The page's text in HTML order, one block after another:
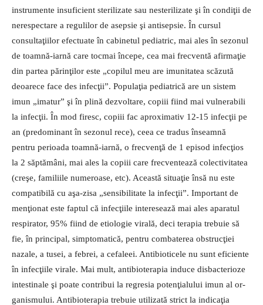
instrumente insuficient sterilizate sau nesterilizate şi în condiţii de
nerespectare a regulilor de asepsie şi antisepsie. În cursul
consultaţiilor efec­tuate în cabinetul pediatric, mai ales în sezonul
de toamnă-iarnă care tocmai începe, cea mai frecventă afirmaţie
din partea părinţilor este „copilul meu are imunitatea scăzută
deoarece face des infecţii”. Populaţia pediatrică are un sistem
imun „imatur” şi în plină dezvoltare, copiii fiind mai vulnerabili
la infecţii. În mod firesc, copiii fac aproximativ 12-15 infecţii pe
an (predominant în sezonul rece), ceea ce tradus înseamnă
pentru perioada toamnă-iarnă, o frecvenţă de 1 episod infecţios
la 2 săptămâni, mai ales la copiii care frecventează colectivitatea
(creşe, familiile numeroase, etc). Această situaţie însă nu este
compatibilă cu aşa-zisa „sensibilitate la infecţii”. Important de
menţionat este faptul că infecţiile interesează mai ales aparatul
respirator, 95% fiind de etiologie virală, deci terapia trebuie să
fie, în principal, simptomatică, pentru combaterea obstrucţiei
nazale, a tusei, a febrei, a cefaleei. Antibioticele nu sunt eficiente
în infecţiile virale. Mai mult, antibioterapia induce disbacterioze
intestinale şi poate contribui la regresia potenţialului imun al or­
ganismului. Antibioterapia trebu­ie utilizată strict la indicaţia